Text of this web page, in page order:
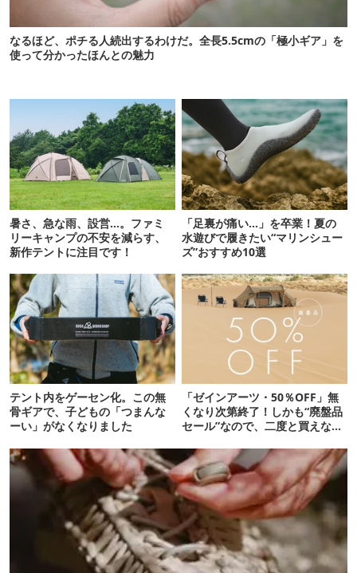
なるほど、ポチる人続出するわけだ。全長5.5cmの「極小ギア」を
使って分かったほんとの魅力
暑さ、急な雨、設営…。ファミ
リーキャンプの不安を減らす、
新作テントに注目です！
「足裏が痛い…」を卒業！夏の
水遊びで履きたい“マリンシュー
ズ”おすすめ10選
テント内をゲーセン化。この無
骨ギアで、子どもの「つまんな
ーい」がなくなりました
「ゼインアーツ・50％OFF」無
くなり次第終了！しかも“廃盤品
セール”なので、二度と買えない